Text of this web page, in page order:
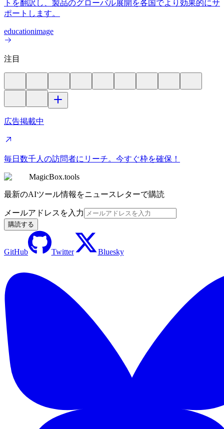
トを翻訳し、製品のグローバル展開を各国でより効果的にサ
ポートします。
educationimage
注目
広告掲載中
毎日数千人の訪問者にリーチ。今すぐ枠を確保！
MagicBox.tools
最新のAIツール情報をニュースレターで購読
メールアドレスを入力
購読する
GitHub Twitter Bluesky